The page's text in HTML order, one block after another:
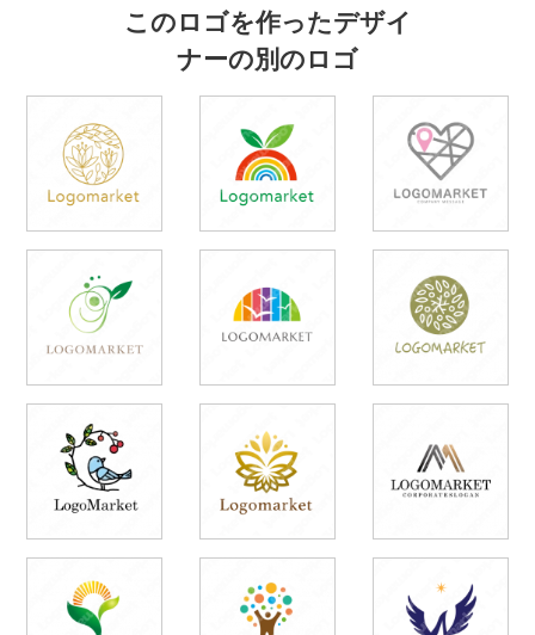
このロゴを作ったデザイ
ナーの別のロゴ